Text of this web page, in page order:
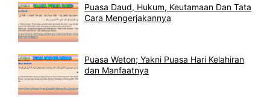
Puasa Daud, Hukum, Keutamaan Dan Tata
Cara Mengerjakannya
Puasa Weton; Yakni Puasa Hari Kelahiran
dan Manfaatnya